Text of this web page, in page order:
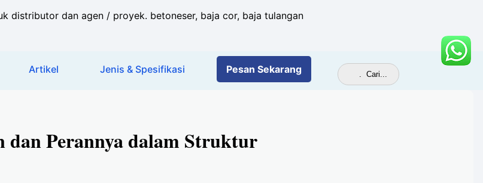
distributor dan agen / proyek. betoneser, baja cor, baja tulangan
Artikel Jenis & Spesifikasi Pesan Sekarang
dan Perannya dalam Struktur